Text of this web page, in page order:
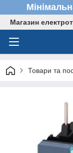
Магазин
Товари та